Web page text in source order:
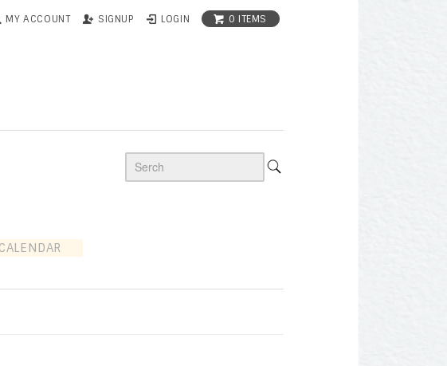
MY ACCOUNT SIGNUP LOGIN 0 ITEMS